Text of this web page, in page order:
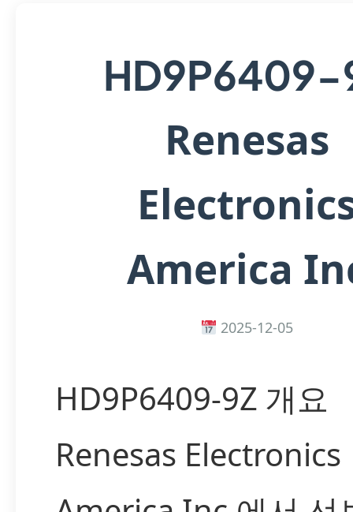
HD9P6409-
Renesas
America
2025-12-05
HD9P6409-9Z 개요
Renesas Electronics